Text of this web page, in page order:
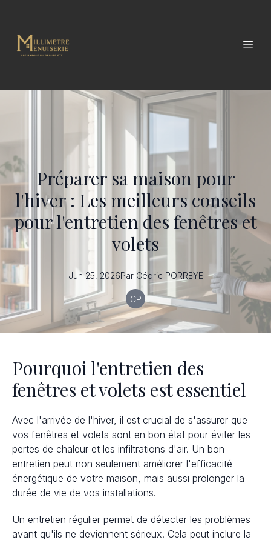
Préparer sa maison pour
l'hiver : Les meilleurs conseils
pour l'entretien des fenêtres et
volets
Jun 25, 2026Par Cédric PORREYE
CP
Pourquoi l'entretien des
fenêtres et volets est essentiel
Avec l'arrivée de l'hiver, il est crucial de s'assurer que
vos fenêtres et volets sont en bon état pour éviter les
pertes de chaleur et les infiltrations d'air. Un bon
entretien peut non seulement améliorer l'efficacité
énergétique de votre maison, mais aussi prolonger la
durée de vie de vos installations.
Un entretien régulier permet de détecter les problèmes
avant qu'ils ne deviennent sérieux. Cela peut inclure la